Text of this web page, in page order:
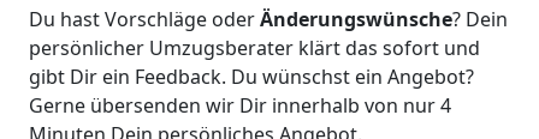
Du hast Vorschläge oderÄnderungswünsche? Dein
persönlicher Umzugsberater klärt das sofort und
gibt Dir ein Feedback. Du wünschst ein Angebot?
Gerne übersenden wir Dir innerhalb von nur4